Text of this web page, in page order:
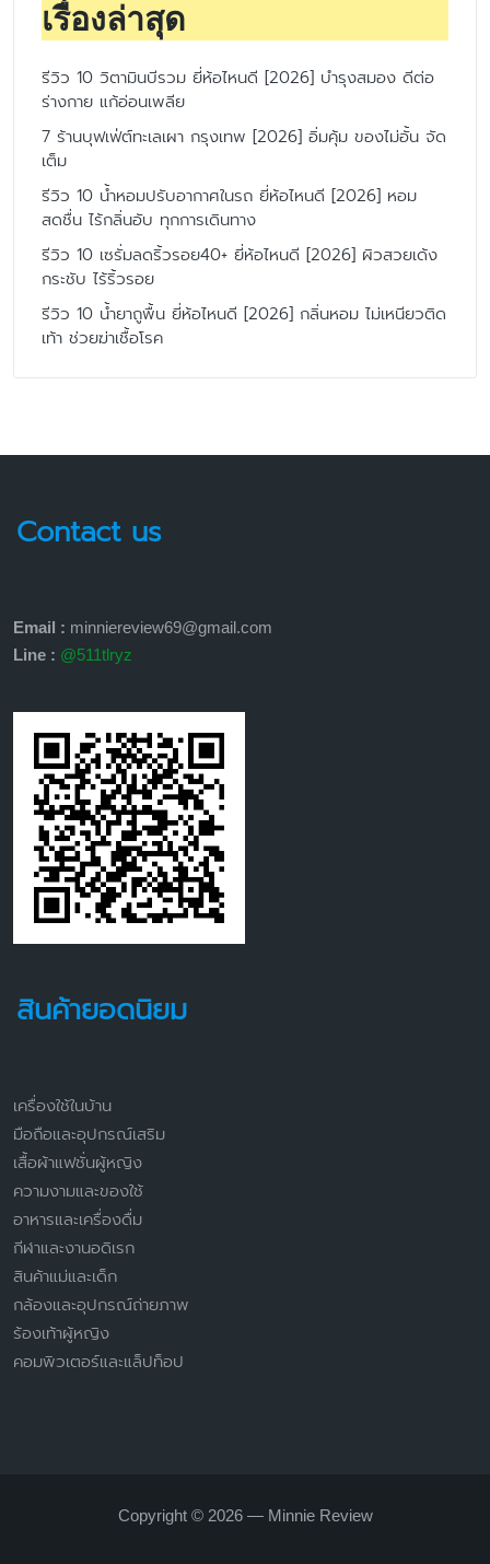
เรื่องล่าสุด
รีวิว 10 วิตามินบีรวม ยี่ห้อไหนดี [2026] บำรุงสมอง ดีต่อ
ร่างกาย แก้อ่อนเพลีย
7 ร้านบุฟเฟ่ต์ทะเลเผา กรุงเทพ [2026] อิ่มคุ้ม ของไม่อั้น จัด
เต็ม
รีวิว 10 น้ำหอมปรับอากาศในรถ ยี่ห้อไหนดี [2026] หอม
สดชื่น ไร้กลิ่นอับ ทุกการเดินทาง
รีวิว 10 เซรั่มลดริ้วรอย40+ ยี่ห้อไหนดี [2026] ผิวสวยเด้ง
กระชับ ไร้ริ้วรอย
รีวิว 10 น้ำยาถูพื้น ยี่ห้อไหนดี [2026] กลิ่นหอม ไม่เหนียวติด
เท้า ช่วยฆ่าเชื้อโรค
Contact us
Email : minniereview69@gmail.com
Line : @511tlryz
สินค้ายอดนิยม
เครื่องใช้ในบ้าน
มือถือและอุปกรณ์เสริม
เสื้อผ้าแฟชั่นผู้หญิง
ความงามและของใช้
อาหารและเครื่องดื่ม
กีฬาและงานอดิเรก
สินค้าแม่และเด็ก
กล้องและอุปกรณ์ถ่ายภาพ
ร้องเท้าผู้หญิง
คอมพิวเตอร์และแล็ปท็อป
Copyright © 2026 — Minnie Review